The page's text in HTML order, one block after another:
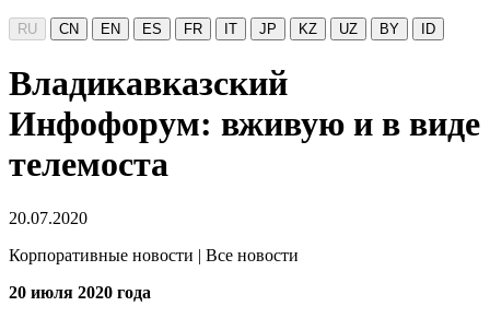
RU CN EN ES FR IT JP KZ UZ BY ID
Владикавказский
Инфофорум: вживую и в виде
телемоста
20.07.2020
Корпоративные новости | Все новости
20 июля 2020 года